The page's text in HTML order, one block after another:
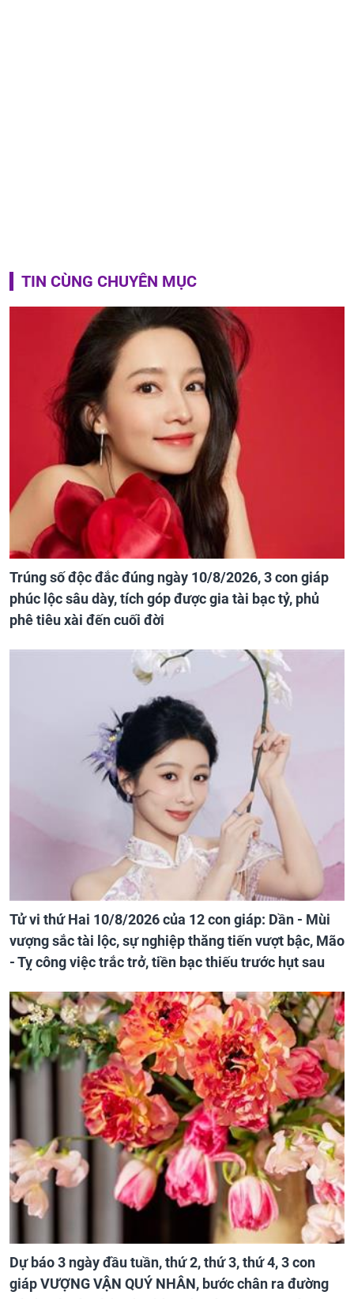
TIN CÙNG CHUYÊN MỤC
Trúng số độc đắc đúng ngày 10/8/2026, 3 con giáp
phúc lộc sâu dày, tích góp được gia tài bạc tỷ, phủ
phê tiêu xài đến cuối đời
Tử vi thứ Hai 10/8/2026 của 12 con giáp: Dần - Mùi
vượng sắc tài lộc, sự nghiệp thăng tiến vượt bậc, Mão
- Tỵ công việc trắc trở, tiền bạc thiếu trước hụt sau
Dự báo 3 ngày đầu tuần, thứ 2, thứ 3, thứ 4, 3 con
giáp VƯỢNG VẬN QUÝ NHÂN, bước chân ra đường